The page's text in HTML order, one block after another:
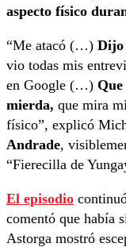
aspecto físico
“Me atacó (…) Dijo
vio todas mis
en Google (…)
mierda, que mira
físico”, explicó
Andrade,
“Fierecilla de
El episodio
comentó que había
Astorga mostró